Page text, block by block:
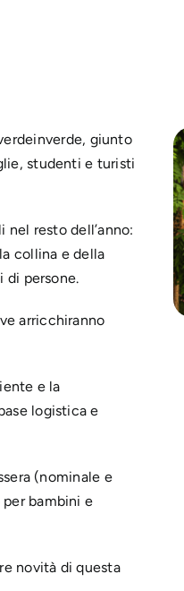
giunto
studenti e turisti
resto dell’anno:
collina e della
di persone.
arricchiranno
e la
logistica e
(nominale e
bambini e
novità di questa